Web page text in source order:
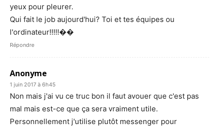
yeux pour pleurer.
Qui fait le job aujourd'hui? Toi et tes équipes ou
l'ordinateur!!!!!��
Répondre
Anonyme
1 juin 2017 à 6h45
Non mais j'ai vu ce truc bon il faut avouer que c'est pas
mal mais est-ce que ça sera vraiment utile.
Personnellement j'utilise plutôt messenger pour